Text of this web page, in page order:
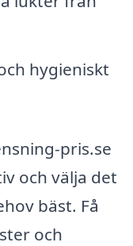
hygieniskt
pris.se
och välja det
bäst. Få
och